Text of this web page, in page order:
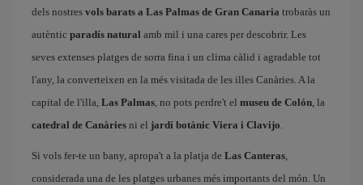
dels nostres vols barats a Las Palmas de Gran Canaria trobaràs un
autèntic paradís natural amb mil i una cares per descobrir. Les
seves extenses platges de sorra fina i un clima càlid i agradable tot
l'any, la converteixen en la més visitada de les illes Canàries. A la
capital de l'illa, Las Palmas, no pots perdre't el museu de Colón, la
catedral de Canàries ni el jardí botànic Viera i Clavijo.
Si vols fer-te un bany, apropa't a la platja de Las Canteras,
considerada una de les platges urbanes més importants del món. Un